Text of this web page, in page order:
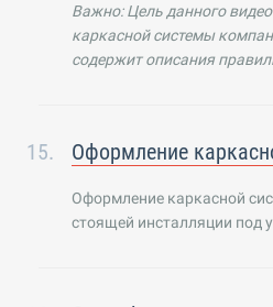
Важно: Цель данного
каркасной системы
содержит описания
Оформление
Оформление каркасной
стоящей инсталляции под